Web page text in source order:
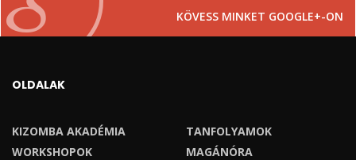
KÖVESS MINKET GOOGLE+-ON
OLDALAK
KIZOMBA AKADÉMIA
TANFOLYAMOK
WORKSHOPOK
MAGÁNÓRA